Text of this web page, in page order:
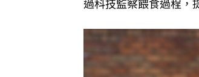
過科技監察餵食過程，